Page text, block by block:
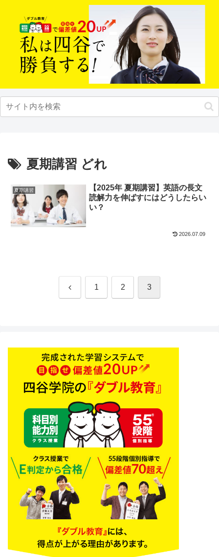
夏期講習 どれ
夏期講習
【2025年 夏期講習】英語の長文
読解力を伸ばすにはどうしたらい
い？
2026.07.09
前 1 2 3